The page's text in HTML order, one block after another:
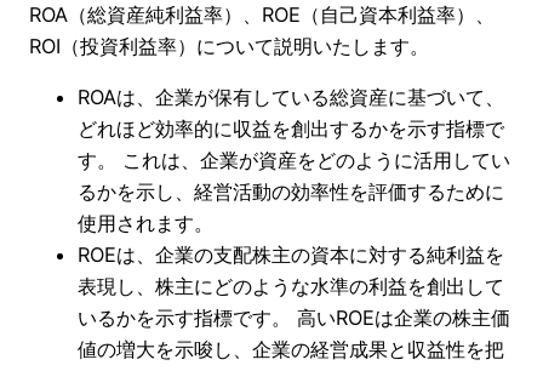
ROA（総資産純利益率）、ROE（自己資本利益率）、
ROI（投資利益率）について説明いたします。
ROAは、企業が保有している総資産に基づいて、
どれほど効率的に収益を創出するかを示す指標で
す。 これは、企業が資産をどのように活用してい
るかを示し、経営活動の効率性を評価するために
使用されます。
ROEは、企業の支配株主の資本に対する純利益を
表現し、株主にどのような水準の利益を創出して
いるかを示す指標です。 高いROEは企業の株主価
値の増大を示唆し、企業の経営成果と収益性を把